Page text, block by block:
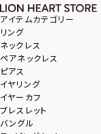
アイテムカテゴリー
リング
ネックレス
ペアネックレス
ピアス
イヤリング
イヤーカフ
ブレスレット
バングル